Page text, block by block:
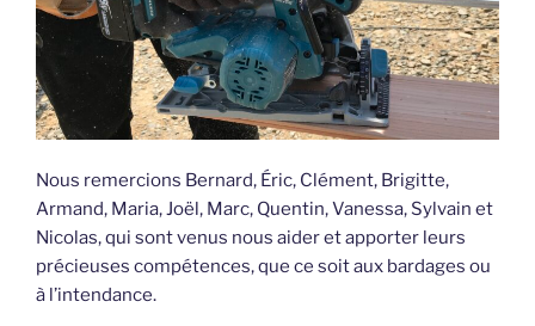
Nous remercions Bernard, Éric, Clément, Brigitte,
Armand, Maria, Joël, Marc, Quentin, Vanessa, Sylvain et
Nicolas, qui sont venus nous aider et apporter leurs
précieuses compétences, que ce soit aux bardages ou
à l’intendance.